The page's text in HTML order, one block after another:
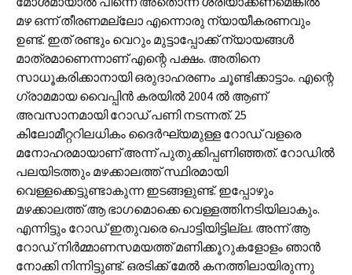
മഴ ഒന്ന് തീരണമല്ലോ എന്നൊരു ന്യായീകരണവും
ഉണ്ട്. ഇത് രണ്ടും വെറും മുട്ടാപ്പോക്ക് ന്യായങ്ങൾ
മാത്രമാണെന്നാണ് എന്റെ പക്ഷം. അതിനെ
സാധൂകരിക്കാനായി ഒരുദാഹരണം ചൂണ്ടിക്കാട്ടാം. എന്റെ
ഗ്രാമമായ വൈപ്പിൻ കരയിൽ 2004 ൽ ആണ്
അവസാനമായി റോഡ് പണി നടന്നത്. 25
കിലോമീറ്ററിലധികം ദൈർഘ്യമുള്ള റോഡ് വളരെ
മനോഹരമായാണ് അന്ന് പുതുക്കിപ്പണിഞ്ഞത്. റോഡിൽ
പലയിടത്തും മഴക്കാലത്ത് സ്ഥിരമായി
വെള്ളക്കെട്ടുണ്ടാകുന്ന ഇടങ്ങളുണ്ട്. ഇപ്പോഴും
മഴക്കാലത്ത് ആ ഭാഗമൊക്കെ വെള്ളത്തിനടിയിലാകും.
എന്നിട്ടും റോഡ് ഇതുവരെ പൊട്ടിയിട്ടില്ല. അന്ന് ആ
റോഡ് നിർമ്മാണസമയത്ത് മണിക്കൂറുകളോളം ഞാൻ
നോക്കി നിന്നിട്ടുണ്ട്. ഒരടിക്ക് മേൽ കനത്തിലായിരുന്നു